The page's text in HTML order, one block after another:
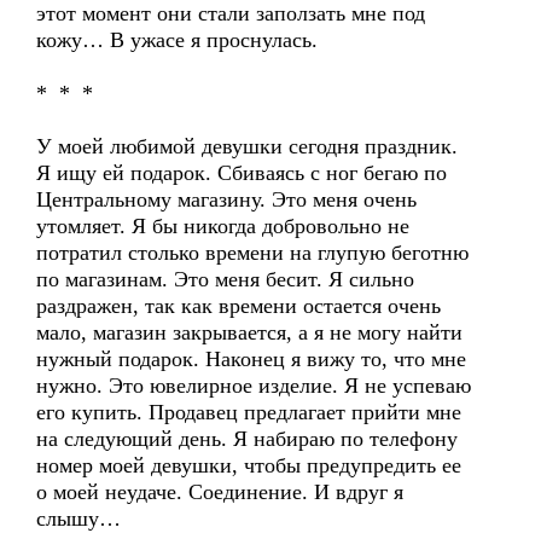
этот момент они стали заползать мне под
кожу… В ужасе я проснулась.
* * *
У моей любимой девушки сегодня праздник.
Я ищу ей подарок. Сбиваясь с ног бегаю по
Центральному магазину. Это меня очень
утомляет. Я бы никогда добровольно не
потратил столько времени на глупую беготню
по магазинам. Это меня бесит. Я сильно
раздражен, так как времени остается очень
мало, магазин закрывается, а я не могу найти
нужный подарок. Наконец я вижу то, что мне
нужно. Это ювелирное изделие. Я не успеваю
его купить. Продавец предлагает прийти мне
на следующий день. Я набираю по телефону
номер моей девушки, чтобы предупредить ее
о моей неудаче. Соединение. И вдруг я
слышу…